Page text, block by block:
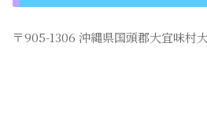
〒905-1306 沖縄県国頭郡大宜味村